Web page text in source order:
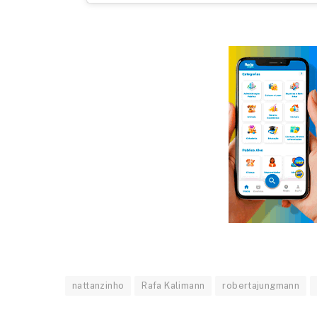
nattanzinho Rafa Kalimann robertajungmann